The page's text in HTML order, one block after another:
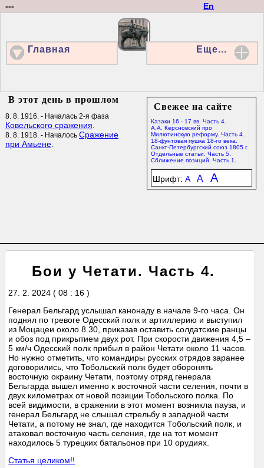
En
---
Главная Еще...
Свежее на сайте
Казаки 16 - 17 вв. Часть 4.
А.А. Керсновский про
Милютинскую реформу. Часть 4.
18-фунтовая пушка 18-го века.
Санкт-Петербургский союз 1805 г.
Отдельные статьи. Часть 5.
Сближение позиций. Часть 1.
Шрифт: A A A
В этот день в прошлом
8. 8. 1916. - Началась 2-я фаза
Ковельского сражения.
8. 8. 1918. - Началось Сражение
при Амьене.
Бои у Четати. Часть 4.
27. 2. 2024 ( 08 : 16 )
Генерал Бельгард услышал канонаду в начале 9-го часа. Он
поднял по тревоге Одесский полк и артиллерию и выступил
из Моцацеи около 8.30, приказав оставить солдатские ранцы
и обоз под прикрытием двух рот. При скорости движения 4,5 –
5 км/ч Одесский полк прибыл в район Четати около 11 часов.
Но нужно отметить, что командиры русских отрядов заранее
договорились, что Тобольский полк будет оборонять
восточную окраину Четати, поэтому отряд генерала
Бельгарда вышел именно к восточной части селения, почти в
двух километрах от новой позиции Тобольского полка. По
всей видимости, в сражении в этот момент возникла пауза, и
генерал Бельгард не слышал стрельбу в западной части
Четати, а потому не знал, где находится Тобольский полк, и
атаковал восточную часть селения, где на тот момент
находилось 5 турецких батальонов при 10 орудиях.
Статья целиком!!